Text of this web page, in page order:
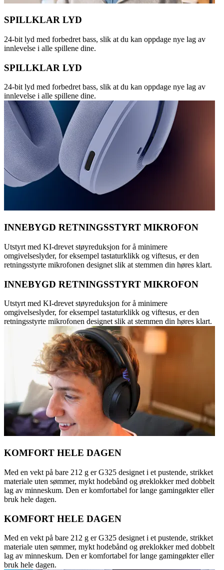
SPILLKLAR LYD
24-bit lyd med forbedret bass, slik at du kan oppdage nye lag av
innlevelse i alle spillene dine.
SPILLKLAR LYD
24-bit lyd med forbedret bass, slik at du kan oppdage nye lag av
innlevelse i alle spillene dine.
INNEBYGD RETNINGSSTYRT MIKROFON
Utstyrt med KI-drevet støyreduksjon for å minimere
omgivelseslyder, for eksempel tastaturklikk og viftesus, er den
retningsstyrte mikrofonen designet slik at stemmen din høres klart.
INNEBYGD RETNINGSSTYRT MIKROFON
Utstyrt med KI-drevet støyreduksjon for å minimere
omgivelseslyder, for eksempel tastaturklikk og viftesus, er den
retningsstyrte mikrofonen designet slik at stemmen din høres klart.
KOMFORT HELE DAGEN
Med en vekt på bare 212 g er G325 designet i et pustende, strikket
materiale uten sømmer, mykt hodebånd og øreklokker med dobbelt
lag av minneskum. Den er komfortabel for lange gamingøkter eller
bruk hele dagen.
KOMFORT HELE DAGEN
Med en vekt på bare 212 g er G325 designet i et pustende, strikket
materiale uten sømmer, mykt hodebånd og øreklokker med dobbelt
lag av minneskum. Den er komfortabel for lange gamingøkter eller
bruk hele dagen.